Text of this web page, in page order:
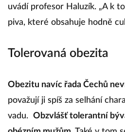
uvádí profesor Haluzík. „A k
piva, které obsahuje hodně
Tolerovaná obezita
Obezitu navíc řada Čechů
považují ji spíš za selhání
vadu. Obzvlášť tolerantní